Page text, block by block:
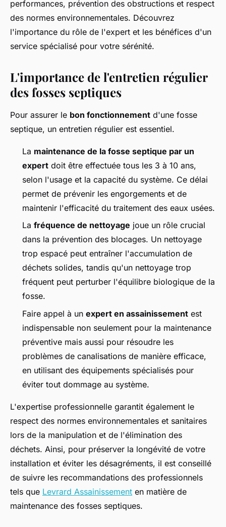
performances, prévention des obstructions et respect
des normes environnementales. Découvrez
l'importance du rôle de l'expert et les bénéfices d'un
service spécialisé pour votre sérénité.
L'importance de l'entretien régulier
des fosses septiques
Pour assurer le bon fonctionnement d'une fosse
septique, un entretien régulier est essentiel.
La maintenance de la fosse septique par un
expert doit être effectuée tous les 3 à 10 ans,
selon l'usage et la capacité du système. Ce délai
permet de prévenir les engorgements et de
maintenir l'efficacité du traitement des eaux usées.
La fréquence de nettoyage joue un rôle crucial
dans la prévention des blocages. Un nettoyage
trop espacé peut entraîner l'accumulation de
déchets solides, tandis qu'un nettoyage trop
fréquent peut perturber l'équilibre biologique de la
fosse.
Faire appel à un expert en assainissement est
indispensable non seulement pour la maintenance
préventive mais aussi pour résoudre les
problèmes de canalisations de manière efficace,
en utilisant des équipements spécialisés pour
éviter tout dommage au système.
L'expertise professionnelle garantit également le
respect des normes environnementales et sanitaires
lors de la manipulation et de l'élimination des
déchets. Ainsi, pour préserver la longévité de votre
installation et éviter les désagréments, il est conseillé
de suivre les recommandations des professionnels
tels que Levrard Assainissement en matière de
maintenance des fosses septiques.